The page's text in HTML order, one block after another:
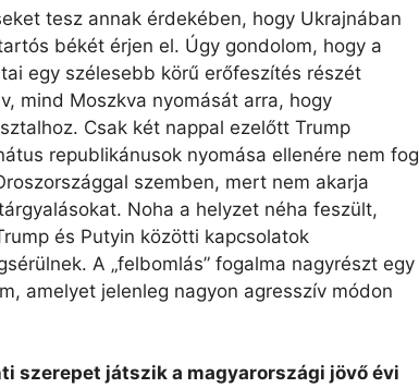
tesz annak érdekében, hogy Ukrajnában
békét érjen el. Úgy gondolom, hogy a
egy szélesebb körű erőfeszítés részét
mind Moszkva nyomását arra, hogy
Csak két nappal ezelőtt Trump
republikánusok nyomása ellenére nem fog
szemben, mert nem akarja
Noha a helyzet néha feszült,
és Putyin közötti kapcsolatok
A „felbomlás” fogalma nagyrészt egy
amelyet jelenleg nagyon agresszív módon
szerepet játszik a magyarországi jövő évi